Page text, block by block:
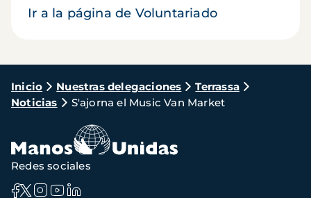
Ir a la página de Voluntariado
Ruta
de
navegación
Inicio Nuestras delegaciones
Terrassa
Noticias
S'ajorna el Music Van Market
Redes sociales